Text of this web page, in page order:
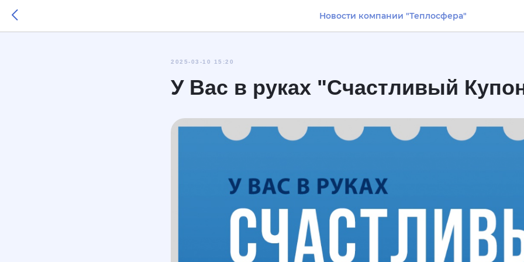
Новости компании "Теплосфера"
2025-03-10 15:20
У Вас в руках "Счастливый